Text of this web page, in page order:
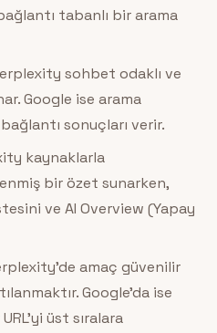
tabanlı bir arama
sohbet odaklı ve
Google ise arama
sonuçları verir.
kaynaklarla
bir özet sunarken,
ve AI Overview (Yapay
amaç güvenilir
Google’da ise
üst sıralara